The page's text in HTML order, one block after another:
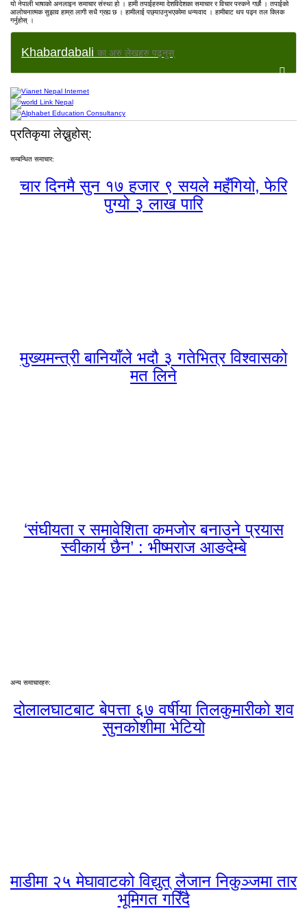
यो नेपाली भाषाको अनलाइन समाचार संस्था हो । हामी तपाईहरुमा देशविदेशका समाचार र विचार पस्कने गर्छौ । तपाईको
आलोचनात्मक सुझाव हाम्रा लागी सधै ग्रह्य छ । हामीलाई पछ्याउनुभएकोमा धन्यवाद । हामीबाट थप पढ्न तल क्लिक
गर्नुहोस् ।
Khabardabali का अरु लेखहरु पढ्नुस्
प्रतिकृया लेख्नुहोस्:
सम्बन्धित समाचार:
चार दिनमै सुन १७ हजार ९ सयले महँगियो, फेरि
पुग्यो ३ लाख पारि
मुख्यमन्त्री बानियाँले भदौ ३ गतेभित्र विश्वासको
मत लिने
‘संघीयता र समावेशिता कमजोर बनाउने प्रयास
स्वीकार्य छैन’ : भीष्मराज आङदेम्बे
अन्य समाचारहरु:
दोलालघाटबाट बेपत्ता ६७ वर्षीया तिलकुमारीको शव
सुनकोशीमा भेटियो
माडीमा २५ मेघावाटको विद्युत् लैजान निकुञ्जमा तार
भूमिगत गरिँदै